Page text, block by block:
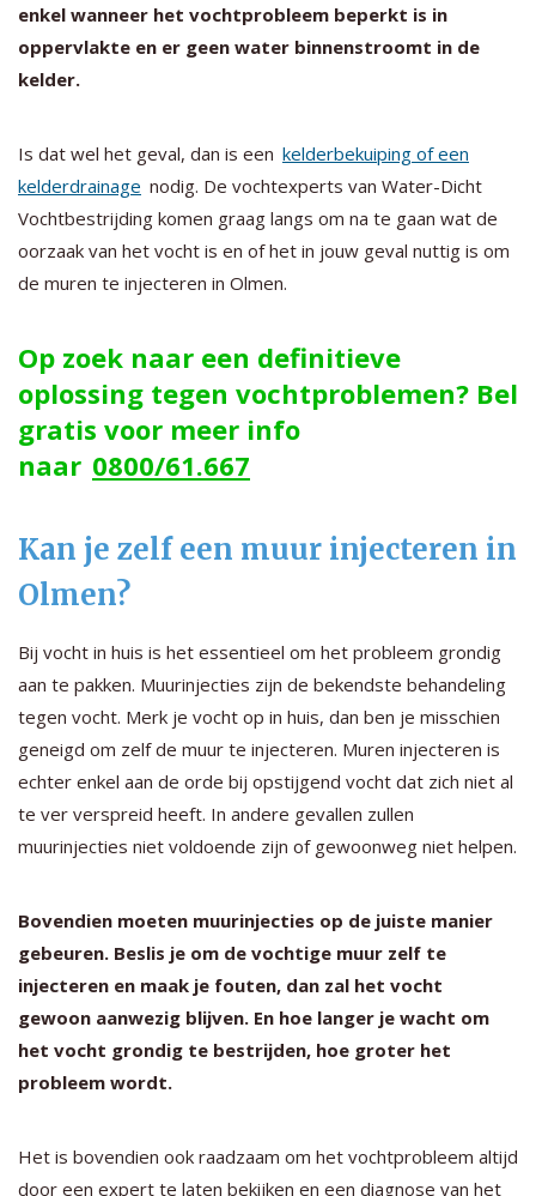
enkel wanneer het vochtprobleem beperkt is in
oppervlakte en er geen water binnenstroomt in de
kelder.
Is dat wel het geval, dan is een kelderbekuiping of een
kelderdrainage nodig. De vochtexperts van Water-Dicht
Vochtbestrijding komen graag langs om na te gaan wat de
oorzaak van het vocht is en of het in jouw geval nuttig is om
de muren te injecteren in Olmen.
Op zoek naar een definitieve
oplossing tegen vochtproblemen? Bel
gratis voor meer info
naar 0800/61.667
Kan je zelf een muur injecteren in
Olmen?
Bij vocht in huis is het essentieel om het probleem grondig
aan te pakken. Muurinjecties zijn de bekendste behandeling
tegen vocht. Merk je vocht op in huis, dan ben je misschien
geneigd om zelf de muur te injecteren. Muren injecteren is
echter enkel aan de orde bij opstijgend vocht dat zich niet al
te ver verspreid heeft. In andere gevallen zullen
muurinjecties niet voldoende zijn of gewoonweg niet helpen.
Bovendien moeten muurinjecties op de juiste manier
gebeuren. Beslis je om de vochtige muur zelf te
injecteren en maak je fouten, dan zal het vocht
gewoon aanwezig blijven. En hoe langer je wacht om
het vocht grondig te bestrijden, hoe groter het
probleem wordt.
Het is bovendien ook raadzaam om het vochtprobleem altijd
door een expert te laten bekijken en een diagnose van het